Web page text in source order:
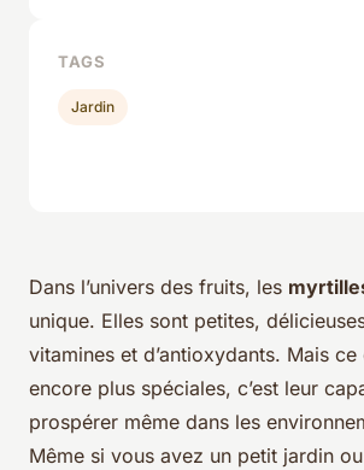
Dans l’univers des fruits, les
unique. Elles sont petites,
vitamines et d’antioxydants. Mais
encore plus spéciales, c’est leur
prospérer même dans les
Même si vous avez un petit jardin
TAGS
Jardin